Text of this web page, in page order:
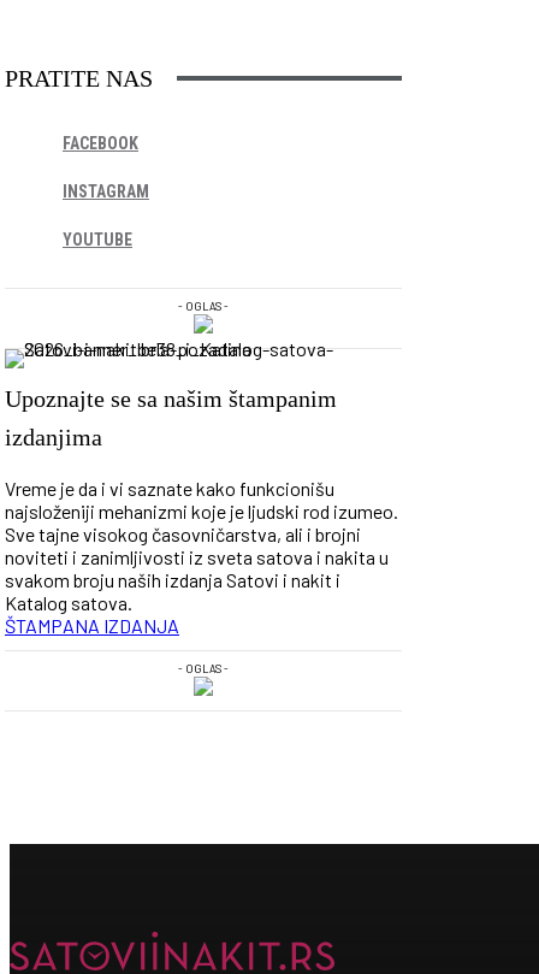
PRATITE NAS
FACEBOOK
INSTAGRAM
YOUTUBE
- OGLAS -
Upoznajte se sa našim štampanim
izdanjima
Vreme je da i vi saznate kako funkcionišu
najsloženiji mehanizmi koje je ljudski rod izumeo.
Sve tajne visokog časovničarstva, ali i brojni
noviteti i zanimljivosti iz sveta satova i nakita u
svakom broju naših izdanja Satovi i nakit i
Katalog satova.
ŠTAMPANA IZDANJA
- OGLAS -